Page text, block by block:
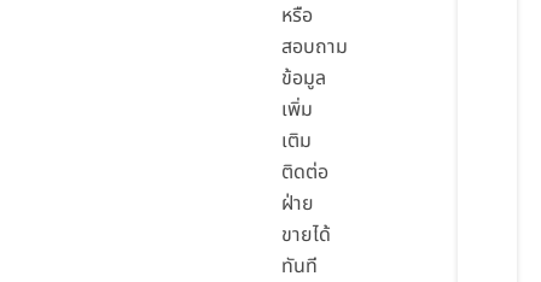
หรือ
สอบถาม
ข้อมูล
เพิ่ม
เติม
ติดต่อ
ฝ่าย
ขายได้
ทันที